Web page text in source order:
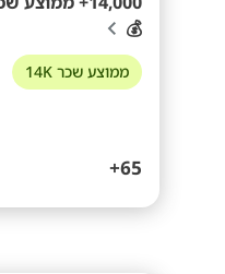
💰
ממוצע שכר 14K
65+